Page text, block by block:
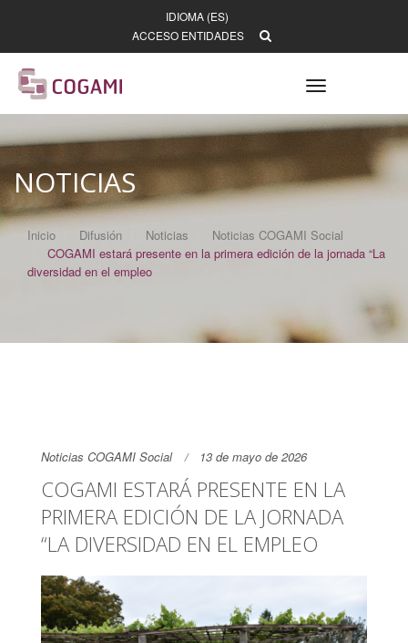
IDIOMA (ES)
ACCESO ENTIDADES
Toggle
navigation
NOTICIAS
Inicio Difusión Noticias
Noticias COGAMI Social
COGAMI estará presente en la primera edición de la jornada “La
diversidad en el empleo
Noticias COGAMI Social 13 de mayo de 2026
COGAMI ESTARÁ PRESENTE EN LA
PRIMERA EDICIÓN DE LA JORNADA
“LA DIVERSIDAD EN EL EMPLEO